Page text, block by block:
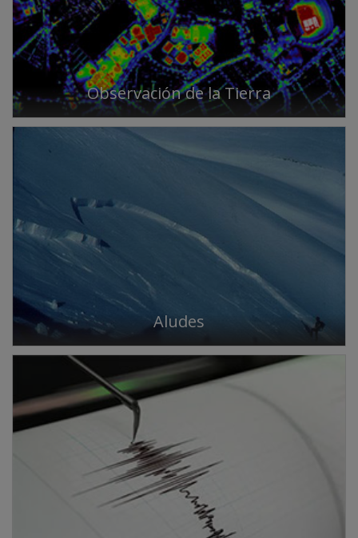
Observación de la Tierra
Aludes